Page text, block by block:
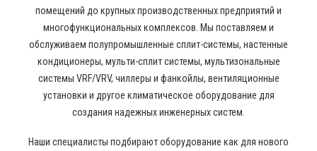
помещений до крупных производственных предприятий и
многофункциональных комплексов. Мы поставляем и
обслуживаем полупромышленные сплит-системы, настенные
кондиционеры, мульти-сплит системы, мультизональные
системы VRF/VRV, чиллеры и фанкойлы, вентиляционные
установки и другое климатическое оборудование для
создания надежных инженерных систем.
Наши специалисты подбирают оборудование как для нового